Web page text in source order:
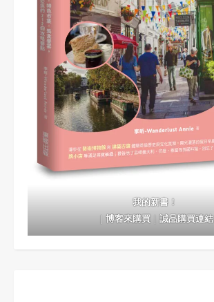
我的新書！
｜博客來購買｜誠品購買連結